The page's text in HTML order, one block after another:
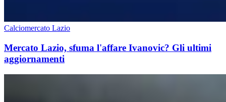
Calciomercato Lazio
Mercato Lazio, sfuma l'affare Ivanovic? Gli ultimi
aggiornamenti